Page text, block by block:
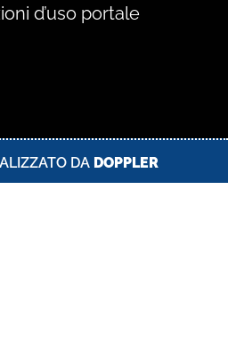
d’uso portale
DA DOPPLER